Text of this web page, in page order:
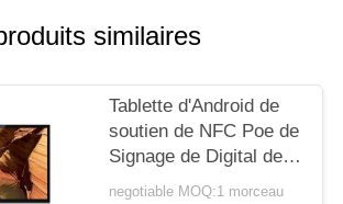
similaires
Tablette d'Android de
soutien de NFC Poe de
Signage de Digital de
bâti du mur RK3288
negotiable MOQ:1 morceau